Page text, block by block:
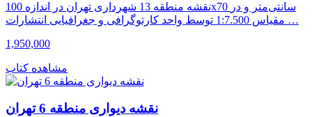
نقشه منطقه 13 شهرداری تهران در اندازه 100x70 سانتی‌متر و در
مقیاس 1:7.500 توسط واحد کارتوگرافی و جغرافیایی انتشارات …
1,950,000
مشاهده کتاب
نقشه دیواری منطقه 6 تهران